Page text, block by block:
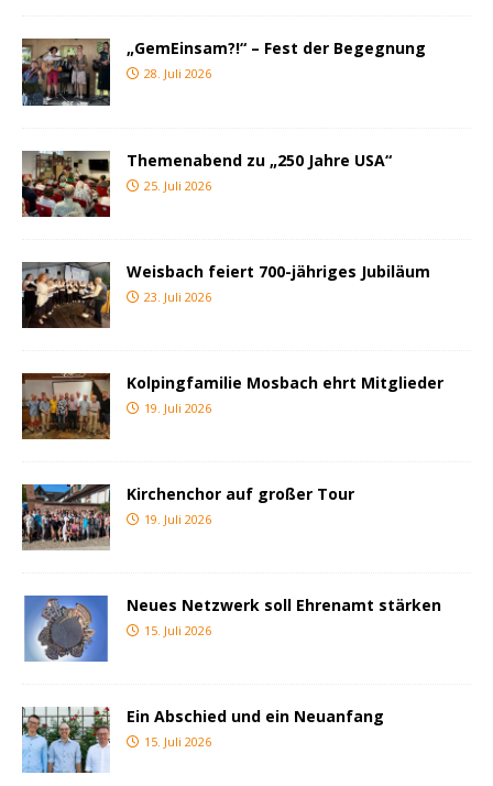
„GemEinsam?!“ – Fest der Begegnung
28. Juli 2026
Themenabend zu „250 Jahre USA“
25. Juli 2026
Weisbach feiert 700-jähriges Jubiläum
23. Juli 2026
Kolpingfamilie Mosbach ehrt Mitglieder
19. Juli 2026
Kirchenchor auf großer Tour
19. Juli 2026
Neues Netzwerk soll Ehrenamt stärken
15. Juli 2026
Ein Abschied und ein Neuanfang
15. Juli 2026